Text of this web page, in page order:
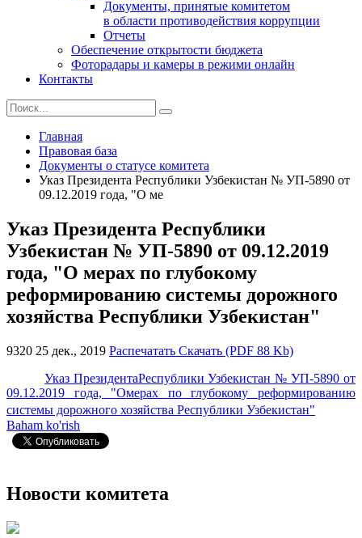
Документы, принятые комитетом
в области противодействия коррупции
Отчеты
Обеспечение открытости бюджета
Фоторадары и камеры в режими онлайн
Контакты
Главная
Правовая база
Документы о статусе комитета
Указ Президента Республики Узбекистан № УП-5890 от
09.12.2019 года, "О ме
Указ Президента Республики
Узбекистан № УП-5890 от 09.12.2019
года, "О мерах по глубокому
реформированию системы дорожного
хозяйства Республики Узбекистан"
9320 25 дек., 2019 Распечатать Скачать (PDF 88 Kb)
Указ ПрезидентаРеспублики Узбекистан № УП-5890 от
09.12.2019 года, "Омерах по глубокому реформированию
системы дорожного хозяйства Республики Узбекистан"
Baham ko'rish
Новости комитета